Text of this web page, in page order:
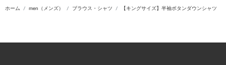
ホーム men（メンズ） ブラウス・シャツ 【キングサイズ】半袖ボタンダウンシャツ